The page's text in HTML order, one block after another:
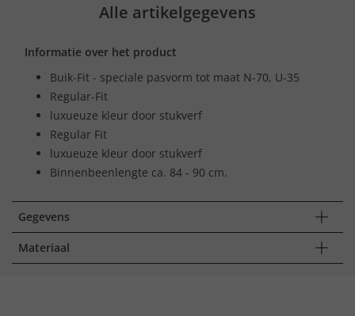
Alle artikelgegevens
Informatie over het product
Buik-Fit - speciale pasvorm tot maat N-70, U-35
Regular-Fit
luxueuze kleur door stukverf
Regular Fit
luxueuze kleur door stukverf
Binnenbeenlengte ca. 84 - 90 cm.
Gegevens
Materiaal